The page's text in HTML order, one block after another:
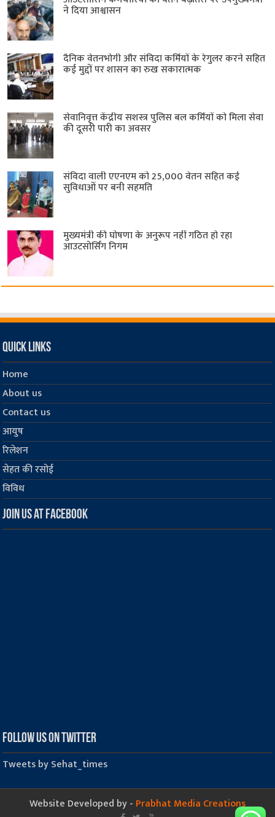
ने दिया आश्वासन
दैनिक वेतनभोगी और संविदा कर्मियों के रेगुलर करने सहित
कई मुद्दों पर शासन का रुख सकारात्मक
सेवानिवृत्त केंद्रीय सशस्त्र पुलिस बल ​कर्मियों को मिला सेवा
की दूसरी पारी का अवसर
संविदा वाली एएनएम को 25,000 वेतन सहित कई
सुविधाओं पर बनी सहमति
मुख्यमंत्री की घोषणा के अनुरूप नहीं गठित हो रहा
आउटसोर्सिंग निगम
Quick Links
Home
About us
Contact us
आयुष
रिलेशन
सेहत की रसोई
विविध
Join us at Facebook
Follow us on Twitter
Tweets by Sehat_times
Website Developed by - Prabhat Media Creations